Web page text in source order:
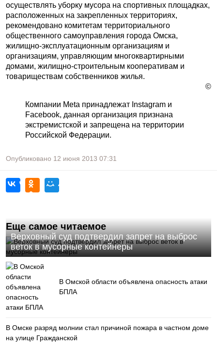
осуществлять уборку мусора на спортивных площадках,
расположенных на закрепленных территориях,
рекомендовано комитетам территориального
общественного самоуправления города Омска,
жилищно-эксплуатационным организациям и
организациям, управляющим многоквартирными
домами, жилищно-строительным кооперативам и
товариществам собственников жилья.
©
Компании Meta принадлежат Instagram и
Facebook, данная организация признана
экстремистской и запрещена на территории
Российской Федерации.
Опубликовано 12 июня 2013 07:31
Еще самое читаемое
Верховный суд подтвердил запрет на выброс
веток в мусорные контейнеры
В Омской области объявлена опасность атаки
БПЛА
В Омске разряд молнии стал причиной пожара в частном доме
на улице Гражданской